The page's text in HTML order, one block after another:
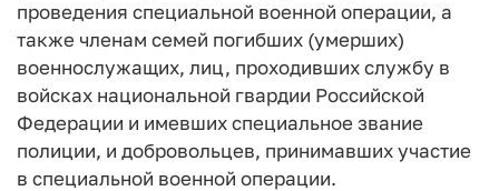
проведения специальной военной операции, а
также членам семей погибших (умерших)
военнослужащих, лиц, проходивших службу в
войсках национальной гвардии Российской
Федерации и имевших специальное звание
полиции, и добровольцев, принимавших участие
в специальной военной операции.